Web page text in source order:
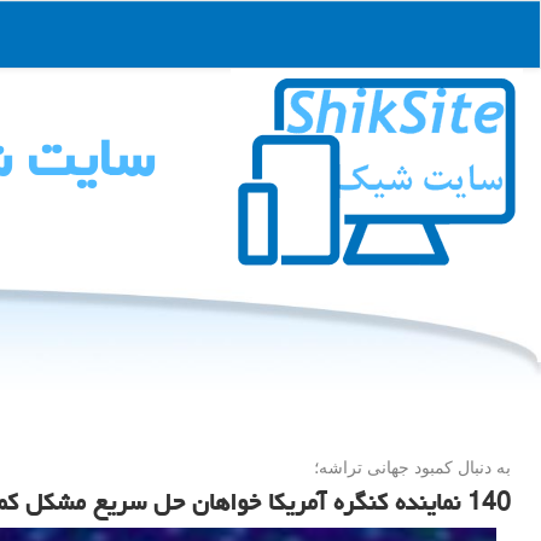
به دنبال كمبود جهانی تراشه؛
140 نماینده کنگره آمریکا خواهان حل سریع مشکل کمبود تراشه شدند